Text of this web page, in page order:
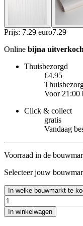
Prijs: 7.29 euro7.29
Online bijna
Thuisbezorgd
€4.95
Voor 21:00
Click & collect
gratis
Vandaag
Voorraad in de
Selecteer jouw
In welke bouwmarkt te
In winkelwagen